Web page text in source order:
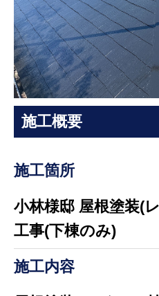
施工概要
施工箇所
小林様邸 屋根塗装(
工事(下棟のみ)
施工内容